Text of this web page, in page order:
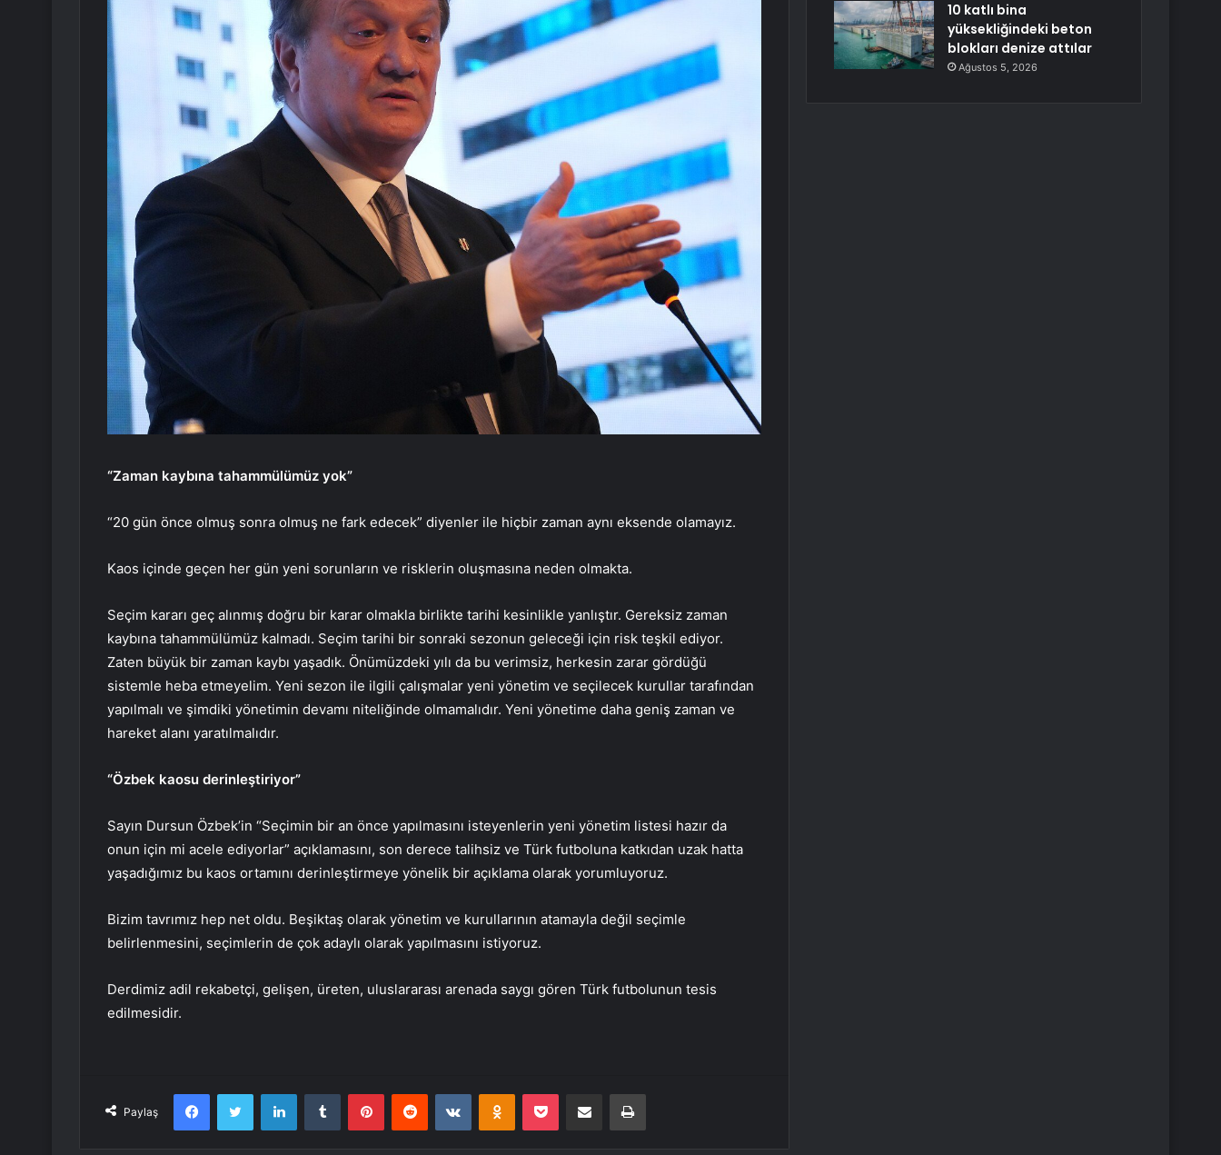
“Zaman kaybına tahammülümüz yok”
“20 gün önce olmuş sonra olmuş ne fark edecek” diyenler ile hiçbir zaman aynı eksende olamayız.
Kaos içinde geçen her gün yeni sorunların ve risklerin oluşmasına neden olmakta.
Seçim kararı geç alınmış doğru bir karar olmakla birlikte tarihi kesinlikle yanlıştır. Gereksiz zaman
kaybına tahammülümüz kalmadı. Seçim tarihi bir sonraki sezonun geleceği için risk teşkil ediyor.
Zaten büyük bir zaman kaybı yaşadık. Önümüzdeki yılı da bu verimsiz, herkesin zarar gördüğü
sistemle heba etmeyelim. Yeni sezon ile ilgili çalışmalar yeni yönetim ve seçilecek kurullar tarafından
yapılmalı ve şimdiki yönetimin devamı niteliğinde olmamalıdır. Yeni yönetime daha geniş zaman ve
hareket alanı yaratılmalıdır.
“Özbek kaosu derinleştiriyor”
Sayın Dursun Özbek’in “Seçimin bir an önce yapılmasını isteyenlerin yeni yönetim listesi hazır da
onun için mi acele ediyorlar” açıklamasını, son derece talihsiz ve Türk futboluna katkıdan uzak hatta
yaşadığımız bu kaos ortamını derinleştirmeye yönelik bir açıklama olarak yorumluyoruz.
Bizim tavrımız hep net oldu. Beşiktaş olarak yönetim ve kurullarının atamayla değil seçimle
belirlenmesini, seçimlerin de çok adaylı olarak yapılmasını istiyoruz.
Derdimiz adil rekabetçi, gelişen, üreten, uluslararası arenada saygı gören Türk futbolunun tesis
edilmesidir.
Paylaş
FacebookTwitter LinkedInTumblr PinterestReddit VKontakteOdnoklassniki
Pocket E-Posta ile paylaş Yazdır
10 katlı bina
yüksekliğindeki beton
blokları denize attılar
Ağustos 5, 2026